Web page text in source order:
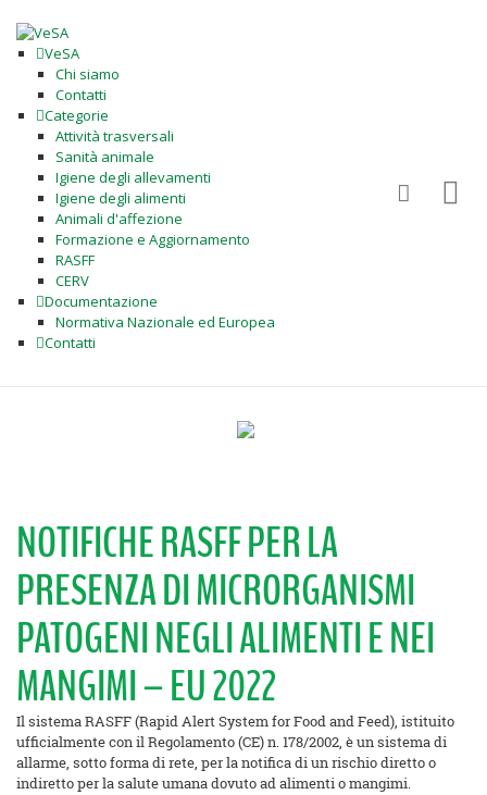
VeSA
Chi siamo
Contatti
Categorie
Attività trasversali
Sanità animale
Igiene degli allevamenti
Igiene degli alimenti
Animali d'affezione
Formazione e Aggiornamento
RASFF
CERV
Documentazione
Normativa Nazionale ed Europea
Contatti
NOTIFICHE RASFF PER LA
PRESENZA DI MICRORGANISMI
PATOGENI NEGLI ALIMENTI E NEI
MANGIMI – EU 2022
Il sistema RASFF (Rapid Alert System for Food and Feed), istituito
ufficialmente con il Regolamento (CE) n. 178/2002, è un sistema di
allarme, sotto forma di rete, per la notifica di un rischio diretto o
indiretto per la salute umana dovuto ad alimenti o mangimi.